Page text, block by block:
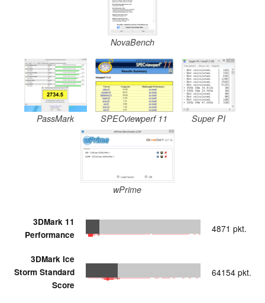
NovaBench
PassMark SPECviewperf 11 Super PI
wPrime
3DMark 11
Performance
4871 pkt.
3DMark Ice
Storm Standard
Score
64154 pkt.